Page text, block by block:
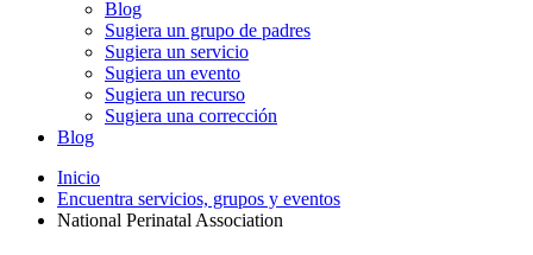
Blog
Sugiera un grupo de padres
Sugiera un servicio
Sugiera un evento
Sugiera un recurso
Sugiera una corrección
Blog
Inicio
Encuentra servicios, grupos y eventos
National Perinatal Association